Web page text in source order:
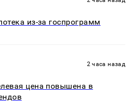
из-за госпрограмм
2 часа назад
цена повышена в